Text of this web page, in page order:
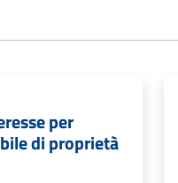
per
di proprietà